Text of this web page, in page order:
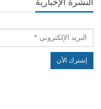
الهياكل الخاضعة